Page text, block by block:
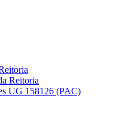
Reitoria
UG 158126 (PAC)